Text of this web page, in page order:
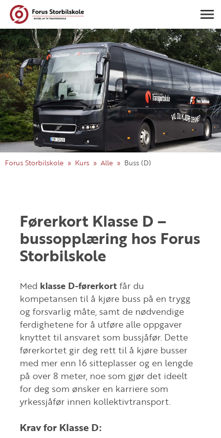
Forus Storbilskole Kurs Alle Buss (D)
Førerkort Klasse D –
bussopplæring hos Forus
Storbilskole
Med klasse D-førerkortfår du
kompetansen til å kjøre buss på en trygg
og forsvarlig måte, samt de nødvendige
ferdighetene for å utføre alle oppgaver
knyttet til ansvaret som bussjåfør. Dette
førerkortet gir deg rett til å kjøre busser
med mer enn 16 sitteplasser og en lengde
på over 8 meter, noe som gjør det ideelt
for deg som ønsker en karriere som
yrkessjåfør innen kollektivtransport.
Krav for Klasse D: